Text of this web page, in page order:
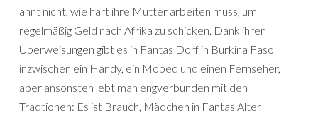
ahnt nicht, wie hart ihre Mutter arbeiten muss, um
regelmäßig Geld nach Afrika zu schicken. Dank ihrer
Überweisungen gibt es in Fantas Dorf in Burkina Faso
inzwischen ein Handy, ein Moped und einen Fernseher,
aber ansonsten lebt man engverbunden mit den
Tradtionen: Es ist Brauch, Mädchen in Fantas Alter